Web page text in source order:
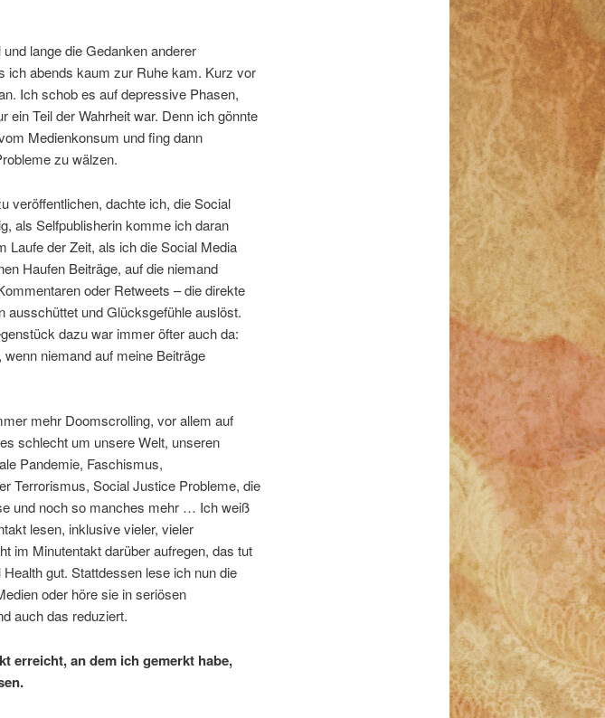
lange die Gedanken anderer
ich abends kaum zur Ruhe kam. Kurz vor
Ich schob es auf depressive Phasen,
Teil der Wahrheit war. Denn ich gönnte
Medienkonsum und fing dann
zu wälzen.
veröffentlichen, dachte ich, die Social
als Selfpublisherin komme ich daran
Laufe der Zeit, als ich die Social Media
Haufen Beiträge, auf die niemand
oder Retweets – die direkte
ausschüttet und Glücksgefühle auslöst.
dazu war immer öfter auch da:
niemand auf meine Beiträge
mehr Doomscrolling, vor allem auf
schlecht um unsere Welt, unseren
Pandemie, Faschismus,
Terrorismus, Social Justice Probleme, die
und noch so manches mehr … Ich weiß
lesen, inklusive vieler, vieler
im Minutentakt darüber aufregen, das tut
gut. Stattdessen lese ich nun die
oder höre sie in seriösen
auch das reduziert.
erreicht, an dem ich gemerkt habe,